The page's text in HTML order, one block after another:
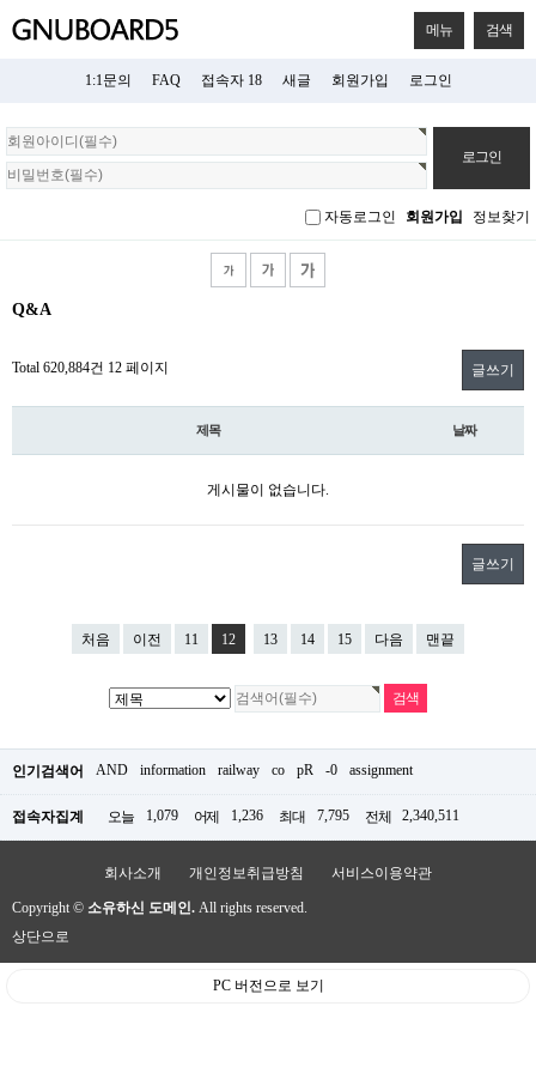
메뉴 검색
1:1문의 FAQ 접속자 18 새글 회원가입 로그인
회
원
로
자동로그인 회원가입 정보찾기
Q&A
Total 620,884건 12 페이지 글쓰기
제목 날짜
게시물이 없습니다.
글쓰기
처음 이전 11 12 13 14 15 다음 맨끝
인기검색어 AND information railway co pR -0 assignment
접속자집계 오늘 1,079 어제 1,236 최대 7,795 전체 2,340,511
회사소개 개인정보취급방침 서비스이용약관
Copyright © 소유하신 도메인. All rights reserved.
상단으로
PC 버전으로 보기